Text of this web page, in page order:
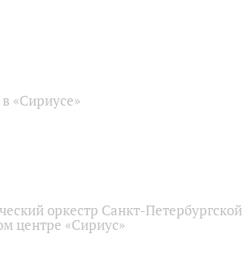
«Сириусе»
оркестр Санкт-
центре «Сириус»